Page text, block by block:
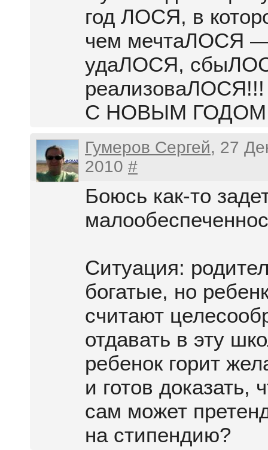
год ЛОСЯ, в
чем мечтаЛОСЯ
удаЛОСЯ,
реализоваЛОСЯ!!!
С НОВЫМ
Гумеров Сергей, 27
2010 #
Боюсь как-то
Ситуация:
богатые, но
считают
отдавать в эту
ребенок горит
и готов доказать,
сам может
на стипендию?